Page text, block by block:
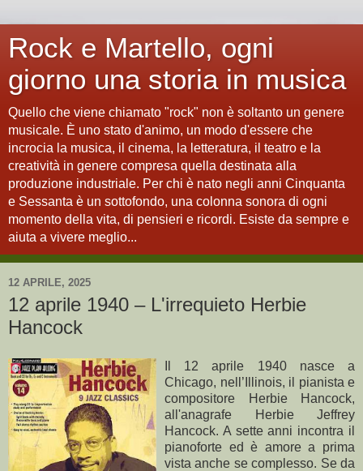
Rock e Martello, ogni
giorno una storia in musica
Quello che viene chiamato "rock" non è soltanto un genere
musicale. È uno stato d'animo, un modo d'essere che
incrocia la musica, il cinema, la letteratura, il teatro e la
creatività in genere compresa quella destinata alla
produzione industriale. Per chi è nato negli anni Cinquanta
e Sessanta è un sottofondo, una colonna sonora di ogni
momento della vita, di pensieri e ricordi. Esiste da sempre e
aiuta a vivere meglio...
12 APRILE, 2025
12 aprile 1940 – L'irrequieto Herbie
Hancock
Il 12 aprile 1940 nasce a
Chicago, nell’Illinois, il pianista e
compositore Herbie Hancock,
all'anagrafe Herbie Jeffrey
Hancock. A sette anni incontra il
pianoforte ed è amore a prima
vista anche se complesso. Se da